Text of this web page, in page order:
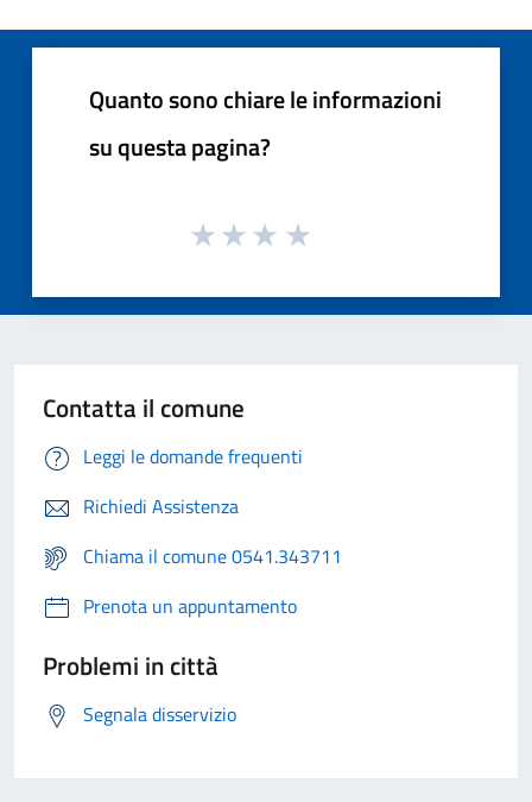
Quanto sono chiare le informazioni
su questa pagina?
Contatta il comune
Leggi le domande frequenti
Richiedi Assistenza
Chiama il comune 0541.343711
Prenota un appuntamento
Problemi in città
Segnala disservizio